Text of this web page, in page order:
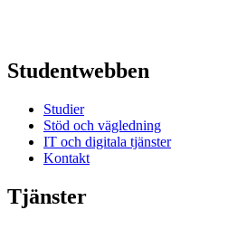
Studentwebben
Studier
Stöd och vägledning
IT och digitala tjänster
Kontakt
Tjänster